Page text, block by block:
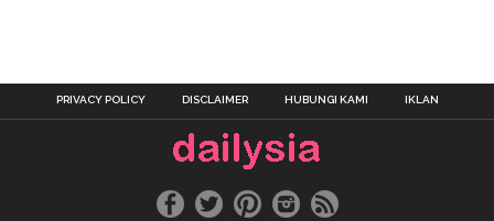
PRIVACY POLICY DISCLAIMER HUBUNGI KAMI IKLAN